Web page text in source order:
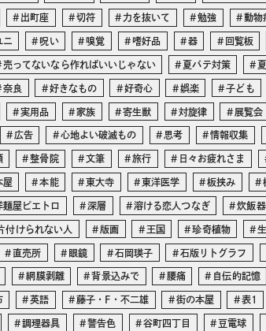
出町座 切符 力を抜いて 勉強 動物
ニ 呪い 嗅覚 嗜好品 器 回覧板
売ってないなら作ればいいじゃない 夏バテ対策
奈良 好きなもの 好奇心 娯楽 子ども
実用品 家族 寄生獣 対旋律 展覧会
広告 心地よい破滅もの 思考 情報収集
整骨院 文筆 旅行 日々お疲れさま
屋 本能 東大寺 東洋医学 板挟み
麺屋ピエトロ 深層 溶ける恋人つなぎ 炊飯器
付けられない人 版画 王国 珍奇植物
直売所 眼鏡 石岡瑛子 石版リトグラフ
網膜剥離 背景込みで 腰痛 自伝的記憶
英語 藤子・F・不二雄 街の本屋 表1
調理器具 警告色 谷町四丁目 豆電球